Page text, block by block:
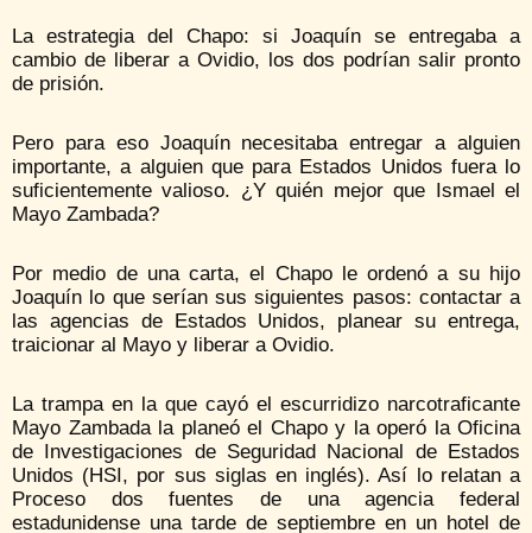
La estrategia del Chapo: si Joaquín se entregaba a
cambio de liberar a Ovidio, los dos podrían salir pronto
de prisión.
Pero para eso Joaquín necesitaba entregar a alguien
importante, a alguien que para Estados Unidos fuera lo
suficientemente valioso. ¿Y quién mejor que Ismael el
Mayo Zambada?
Por medio de una carta, el Chapo le ordenó a su hijo
Joaquín lo que serían sus siguientes pasos: contactar a
las agencias de Estados Unidos, planear su entrega,
traicionar al Mayo y liberar a Ovidio.
La trampa en la que cayó el escurridizo narcotraficante
Mayo Zambada la planeó el Chapo y la operó la Oficina
de Investigaciones de Seguridad Nacional de Estados
Unidos (HSI, por sus siglas en inglés). Así lo relatan a
Proceso dos fuentes de una agencia federal
estadunidense una tarde de septiembre en un hotel de